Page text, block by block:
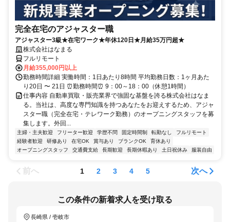
完全在宅のアジャスター職
アジャスター3級★在宅ワーク★年休120日★月給35万円超★
株式会社はなまる
フルリモート
月給355,000円以上
勤務時間詳細 実働時間：1日あたり8時間 平均勤務日数：1ヶ月あた
り20日 〜 21日 ⏰勤務時間⏰ 9：00～18：00（休憩1時間）
仕事内容 自動車買取・販売業界で強固な基盤を誇る株式会社はなま
る。当社は、高度な専門知識を持つあなたをお迎えするため、アジャ
スター職（完全在宅・テレワーク勤務）のオープニングスタッフを募
集します。外回...
主婦・主夫歓迎 フリーター歓迎 学歴不問 固定時間制 転勤なし
フルリモート
経験者歓迎
研修あり 在宅OK 賞与あり ブランクOK
育休あり
オープニングスタッフ
交通費支給 長期歓迎 長期休暇あり 土日祝休み 服装自由
前へ 1 2 3 4 5 次へ
この条件の新着求人を受け取る
長崎県 / 壱岐市